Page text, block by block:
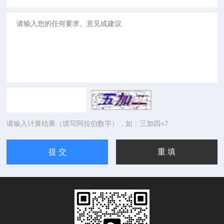
请输入计算结果（填写阿拉伯数字），如：三加四=7